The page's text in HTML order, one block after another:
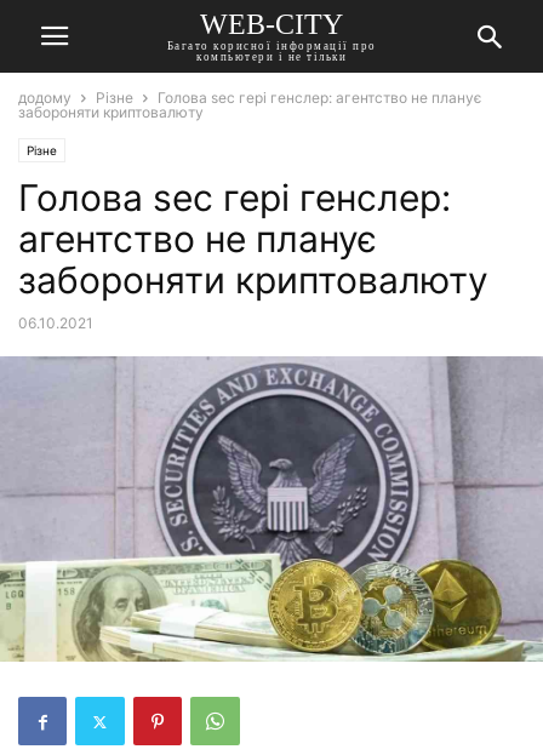
WEB-CITY
Багато корисної інформації про
компьютери і не тільки
додому Різне
Голова sec гері генслер: агентство не планує
забороняти криптовалюту
Різне
Голова sec гері генслер:
агентство не планує
забороняти криптовалюту
06.10.2021